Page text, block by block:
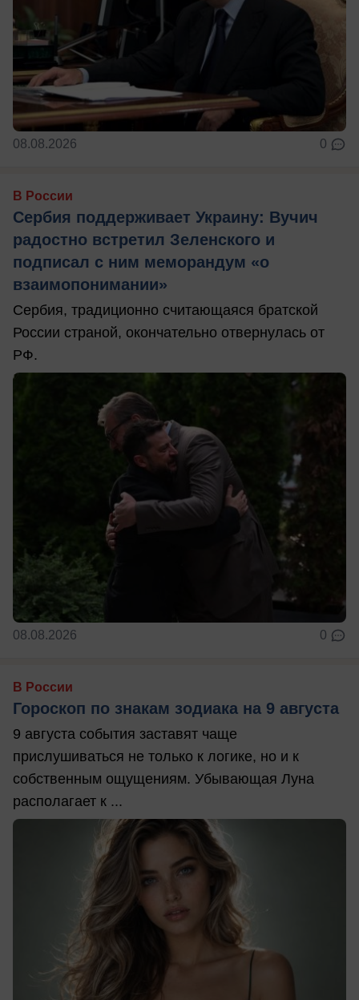
08.08.2026 0
В России
Сербия поддерживает Украину: Вучич
радостно встретил Зеленского и
подписал с ним меморандум «о
взаимопонимании»
Сербия, традиционно считающаяся братской
России страной, окончательно отвернулась от
РФ.
08.08.2026 0
В России
Гороскоп по знакам зодиака на 9 августа
9 августа события заставят чаще
прислушиваться не только к логике, но и к
собственным ощущениям. Убывающая Луна
располагает к ...